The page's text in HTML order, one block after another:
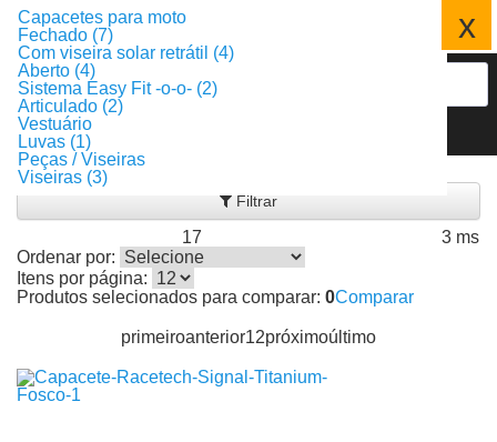
x
Capacetes para moto
Fechado (7)
Com viseira solar retrátil (4)
Aberto (4)
Sistema Easy Fit -o-o- (2)
Articulado (2)
Vestuário
Luvas (1)
Peças / Viseiras
Viseiras (3)
Resultado da Busca
Filtrar
17
3 ms
Ordenar por:
Itens por página:
Produtos selecionados para comparar: 0Comparar
primeiroanterior12próximoúltimo